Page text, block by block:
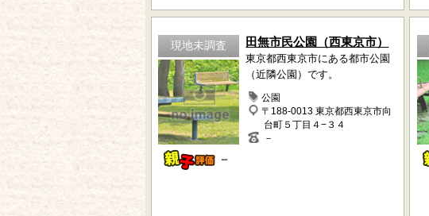
現地未調査
－
田無市民公園（西東京市）
東京都西東京市にある都市公園
（近隣公園）です。
公園
〒188-0013 東京都西東京市向
台町５丁目４−３４
－